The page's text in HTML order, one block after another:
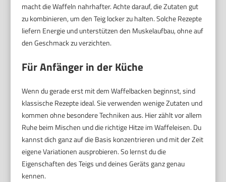
macht die Waffeln nahrhafter. Achte darauf, die Zutaten gut
zu kombinieren, um den Teig locker zu halten. Solche Rezepte
liefern Energie und unterstützen den Muskelaufbau, ohne auf
den Geschmack zu verzichten.
Für Anfänger in der Küche
Wenn du gerade erst mit dem Waffelbacken beginnst, sind
klassische Rezepte ideal. Sie verwenden wenige Zutaten und
kommen ohne besondere Techniken aus. Hier zählt vor allem
Ruhe beim Mischen und die richtige Hitze im Waffeleisen. Du
kannst dich ganz auf die Basis konzentrieren und mit der Zeit
eigene Variationen ausprobieren. So lernst du die
Eigenschaften des Teigs und deines Geräts ganz genau
kennen.